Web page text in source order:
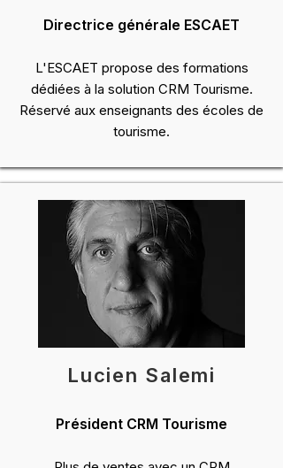
Directrice générale ESCAET
L'ESCAET propose des formations
dédiées à la solution CRM Tourisme.
Réservé aux enseignants des écoles de
tourisme.
Lucien Salemi
Président CRM Tourisme